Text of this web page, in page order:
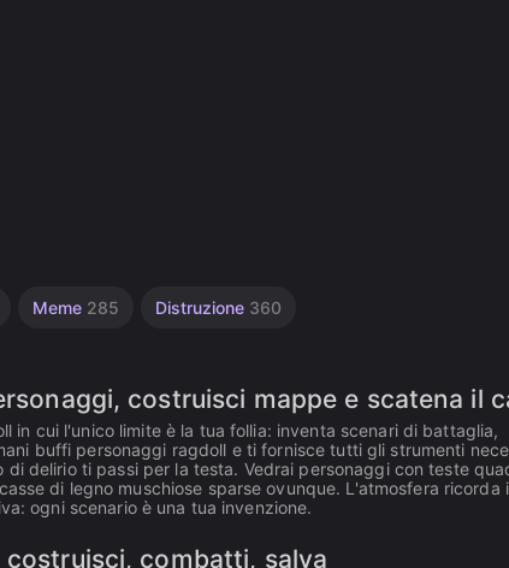
Meme 285 Distruzione 360
costruisci mappe e scatena il
in cui l'unico limite è la tua follia: inventa scenari di battaglia,
buffi personaggi ragdoll e ti fornisce tutti gli strumenti
delirio ti passi per la testa. Vedrai personaggi con teste
di legno muschiose sparse ovunque. L'atmosfera ricorda i
ogni scenario è una tua invenzione.
combatti, salva